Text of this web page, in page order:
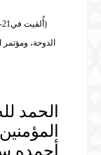
الدوحة، ومؤتمر
الحمد
أحمده